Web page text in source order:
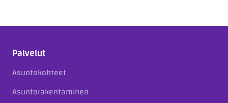
Palvelut
Asuntokohteet
Asuntorakentaminen